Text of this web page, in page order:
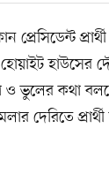
প্রেসিডেন্ট
হাউসের
ও ভুলের কথা
দেরিতে প্রার্থী